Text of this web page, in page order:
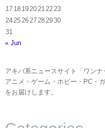
17 18 19 20 21 22 23
24 25 26 27 28 2930
31
« Jun
アキバ系ニュースサイト「ワンナ
アニメ・ゲーム・ホビー・PC・
をお届けします。